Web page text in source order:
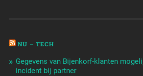
NU – TECH
Gegevens van Bijenkorf-klanten
incident bij partner